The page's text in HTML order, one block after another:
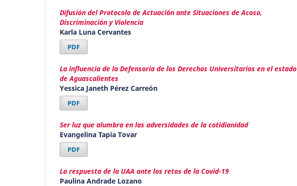
Difusión del Protocolo de Actuación ante Situaciones de Acoso,
Discriminación y Violencia
Karla Luna Cervantes
PDF
La influencia de la Defensoría de los Derechos Universitarios en el estado
de Aguascalientes
Yessica Janeth Pérez Carreón
PDF
Ser luz que alumbra en las adversidades de la cotidianidad
Evangelina Tapia Tovar
PDF
La respuesta de la UAA ante los retos de la Covid-19
Paulina Andrade Lozano